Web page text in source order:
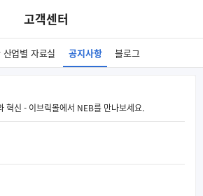
고객센터
업별 자료실 공지사항 블로그
혁신 - 이브릭몰에서 NEB를 만나보세요.